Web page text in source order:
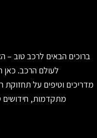
ברוכים הבאים לרכב טוב –
לעולם הרכב. כאן
מדריכים וטיפים על
מתקדמות, חידושים